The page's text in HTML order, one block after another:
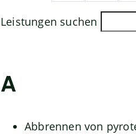
Leistungen suchen
A
Abbrennen von